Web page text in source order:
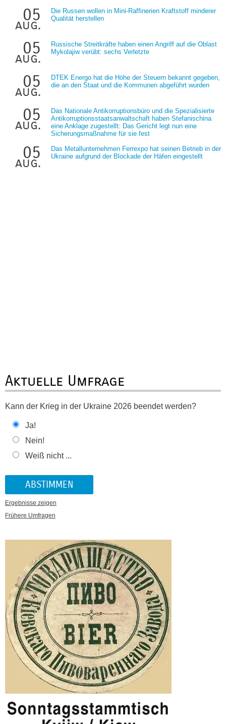
05
aug.
Die Russen wollen in Mini-Raffinerien Kraftstoff minderer
Qualität herstellen
05
aug.
Russische Streitkräfte haben einen Angriff auf die Oblast
Mykolajiw verübt: sechs Verletzte
05
aug.
DTEK Energo hat die Höhe der Steuern bekannt gegeben,
die an den Staat und die Kommunen abgeführt wurden
05
aug.
Das Nationale Antikorruptionsbüro und die Spezialisierte
Antikorruptionsstaatsanwaltschaft haben Stefanischina
eine Anklage zugestellt: Das Gericht legt nun eine
Sicherungsmaßnahme für sie fest
05
aug.
Das Metallunternehmen Ferrexpo hat seinen Betrieb in der
Ukraine aufgrund der Blockade der Häfen eingestellt
Aktuelle Umfrage
Kann der Krieg in der Ukraine 2026 beendet werden?
Ja!
Nein!
Weiß nicht ...
Ergebnisse zeigen
Frühere Umfragen